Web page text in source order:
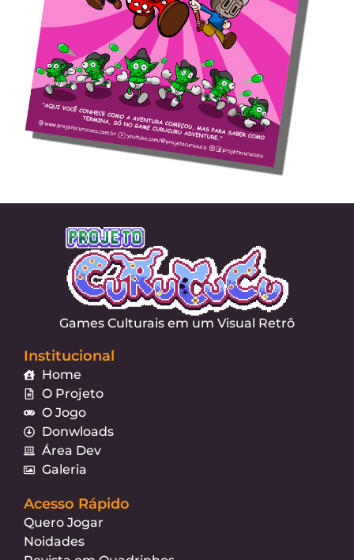
Games Culturais em um Visual Retrô
Institucional
Home
O Projeto
O Jogo
Donwloads
Área Dev
Galeria
Acesso Rápido
Quero Jogar
Noidades